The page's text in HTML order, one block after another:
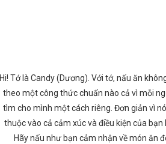
Hi! Tớ là Candy (Dương). Với tớ, nấu ăn
theo một công thức chuẩn nào cả vì mỗi
tìm cho mình một cách riêng. Đơn giản vì
thuộc vào cả cảm xúc và điều kiện của bạn
Hãy nấu như bạn cảm nhận về món ăn